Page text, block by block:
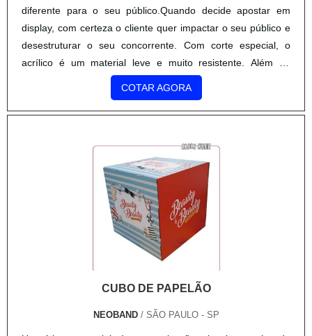
diferente para o seu público.Quando decide apostar em
display, com certeza o cliente quer impactar o seu público e
desestruturar o seu concorrente. Com corte especial, o
acrílico é um material leve e muito resistente. Além de
oferecer sofisticação e harmonia ao acrílico, você adquire
liberdade ao escolher esse material para fazer .
COTAR AGORA
CUBO DE PAPELÃO
NEOBAND/ SÃO PAULO - SP